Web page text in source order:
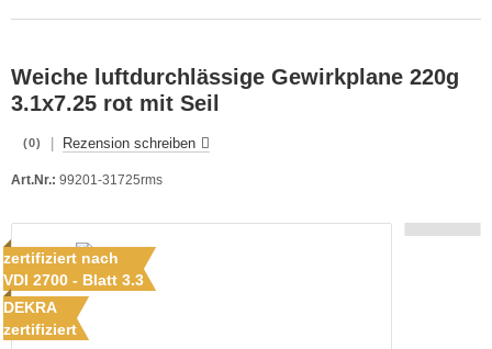
Weiche luftdurchlässige Gewirkplane 220g
3.1x7.25 rot mit Seil
(0) Rezension schreiben
Art.Nr.: 99201-31725rms
zertifiziert nach
VDI 2700 - Blatt 3.3
DEKRA
zertifiziert